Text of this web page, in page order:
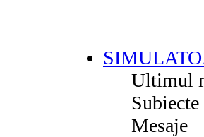
Ultimul
Subiecte
Mesaje